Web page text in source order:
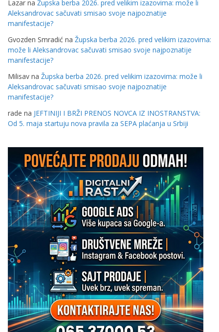
Lazar na Župska berba 2026. pred velikim izazovima: može li
Aleksandrovac sačuvati smisao svoje najpoznatije
manifestacije?
Gvozden Smradić na Župska berba 2026. pred velikim izazovima:
može li Aleksandrovac sačuvati smisao svoje najpoznatije
manifestacije?
Milisav na Župska berba 2026. pred velikim izazovima: može li
Aleksandrovac sačuvati smisao svoje najpoznatije
manifestacije?
rade na JEFTINIJI I BRŽI PRENOS NOVCA IZ INOSTRANSTVA:
Od 5. maja startuju nova pravila za SEPA plaćanja u Srbiji